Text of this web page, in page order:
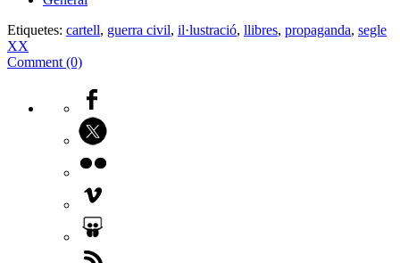
Etiquetes: cartell, guerra civil, il·lustració, llibres, propaganda, segle
XX
Comment (0)